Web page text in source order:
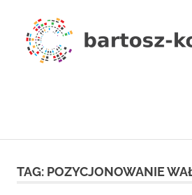
content
TAG: POZYCJONOWANIE